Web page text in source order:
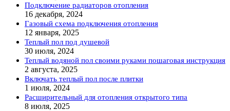
Подключение радиаторов отопления
16 декабря, 2024
Газовый схема подключения отопления
12 января, 2025
Теплый пол под душевой
30 июля, 2024
Теплый водяной пол своими руками пошаговая инструкция
2 августа, 2025
Включать теплый пол после плитки
1 июля, 2024
Расширительный для отопления открытого типа
8 июля, 2025